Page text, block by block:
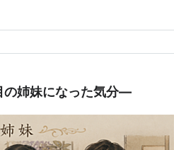
良くて考えがすっかり変わってしま
姉妹になった気分―